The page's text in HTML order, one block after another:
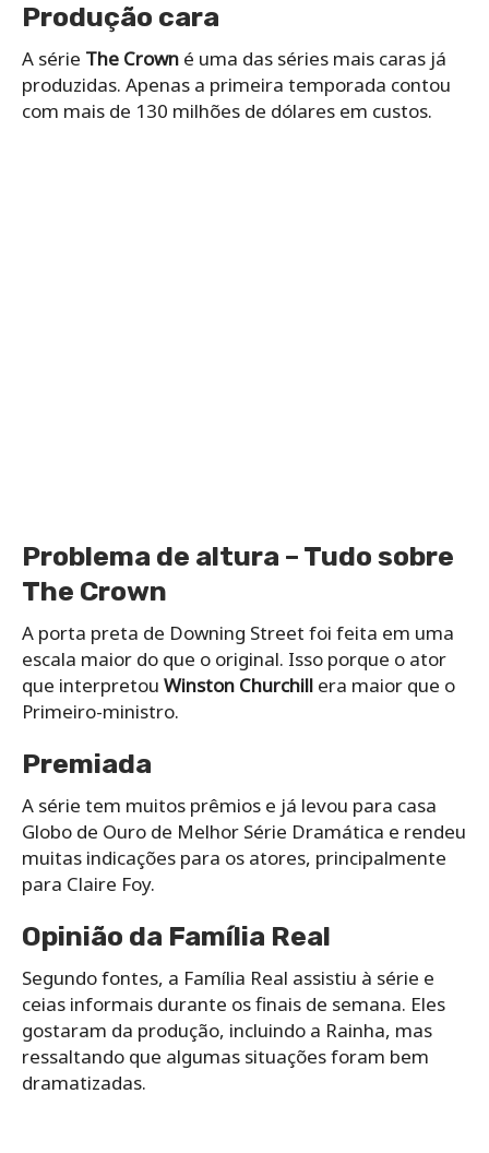
Produção cara
A série The Crown é uma das séries mais caras já
produzidas. Apenas a primeira temporada contou
com mais de 130 milhões de dólares em custos.
Problema de altura – Tudo sobre
The Crown
A porta preta de Downing Street foi feita em uma
escala maior do que o original. Isso porque o ator
que interpretou Winston Churchill era maior que o
Primeiro-ministro.
Premiada
A série tem muitos prêmios e já levou para casa
Globo de Ouro de Melhor Série Dramática e rendeu
muitas indicações para os atores, principalmente
para Claire Foy.
Opinião da Família Real
Segundo fontes, a Família Real assistiu à série e
ceias informais durante os finais de semana. Eles
gostaram da produção, incluindo a Rainha, mas
ressaltando que algumas situações foram bem
dramatizadas.